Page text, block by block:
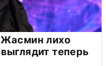
лихо
теперь